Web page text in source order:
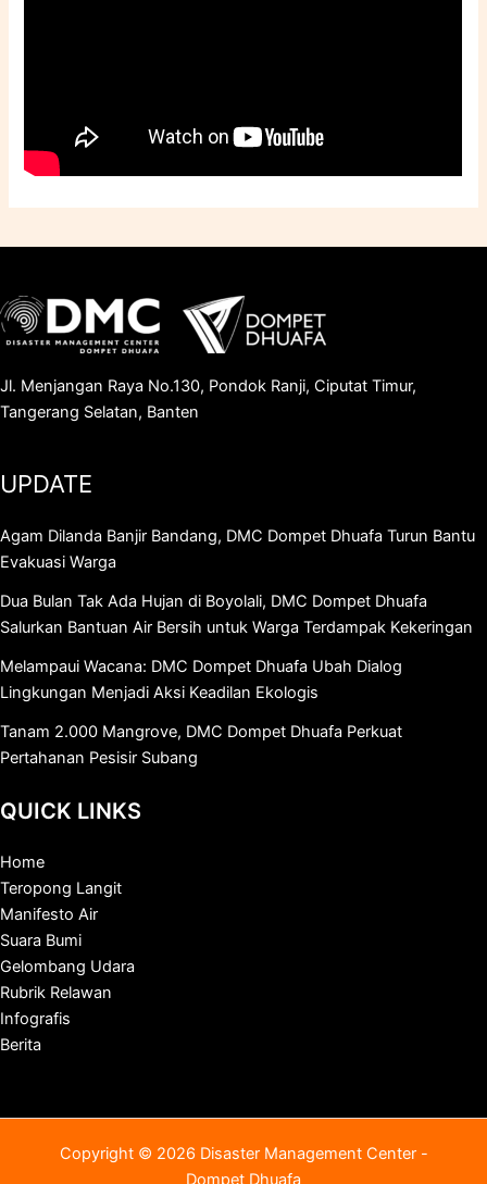
Jl. Menjangan Raya No.130, Pondok Ranji, Ciputat Timur,
Tangerang Selatan, Banten
UPDATE
Agam Dilanda Banjir Bandang, DMC Dompet Dhuafa Turun Bantu
Evakuasi Warga
Dua Bulan Tak Ada Hujan di Boyolali, DMC Dompet Dhuafa
Salurkan Bantuan Air Bersih untuk Warga Terdampak Kekeringan
Melampaui Wacana: DMC Dompet Dhuafa Ubah Dialog
Lingkungan Menjadi Aksi Keadilan Ekologis
Tanam 2.000 Mangrove, DMC Dompet Dhuafa Perkuat
Pertahanan Pesisir Subang
QUICK LINKS
Home
Teropong Langit
Manifesto Air
Suara Bumi
Gelombang Udara
Rubrik Relawan
Infografis
Berita
Copyright © 2026 Disaster Management Center -
Dompet Dhuafa